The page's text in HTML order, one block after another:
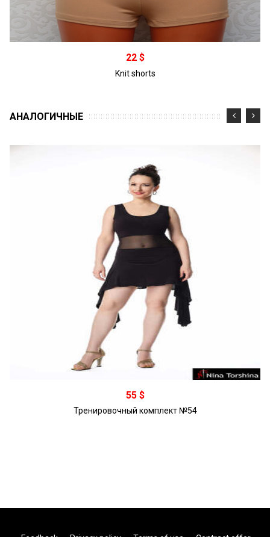
Подробнее
22 $
Knit shorts
АНАЛОГИЧНЫЕ
Подробнее
55 $
Тренировочный комплект №54